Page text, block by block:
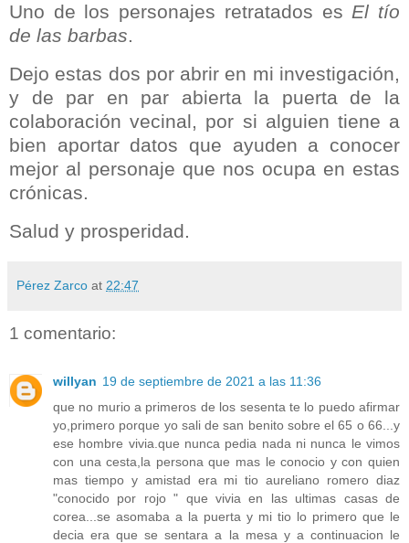
Uno de los personajes retratados es El tío
de las barbas.
Dejo estas dos por abrir en mi investigación,
y de par en par abierta la puerta de la
colaboración vecinal, por si alguien tiene a
bien aportar datos que ayuden a conocer
mejor al personaje que nos ocupa en estas
crónicas.
Salud y prosperidad.
Pérez Zarco at 22:47
1 comentario:
willyan 19 de septiembre de 2021 a las 11:36
que no murio a primeros de los sesenta te lo puedo afirmar
yo,primero porque yo sali de san benito sobre el 65 o 66...y
ese hombre vivia.que nunca pedia nada ni nunca le vimos
con una cesta,la persona que mas le conocio y con quien
mas tiempo y amistad era mi tio aureliano romero diaz
"conocido por rojo " que vivia en las ultimas casas de
corea...se asomaba a la puerta y mi tio lo primero que le
decia era que se sentara a la mesa y a continuacion le